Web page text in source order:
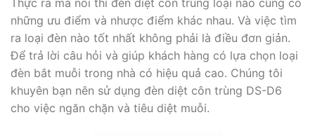
những ưu điểm và nhược điểm khác nhau. Và việc tìm
ra loại đèn nào tốt nhất không phải là điều đơn giản.
Để trả lời câu hỏi và giúp khách hàng có lựa chọn loại
đèn bắt muỗi trong nhà có hiệu quả cao. Chúng tôi
khuyên bạn nên sử dụng đèn diệt côn trùng DS-D6
cho việc ngăn chặn và tiêu diệt muỗi.